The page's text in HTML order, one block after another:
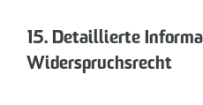
15. Detaillierte
Widerspruchsrecht